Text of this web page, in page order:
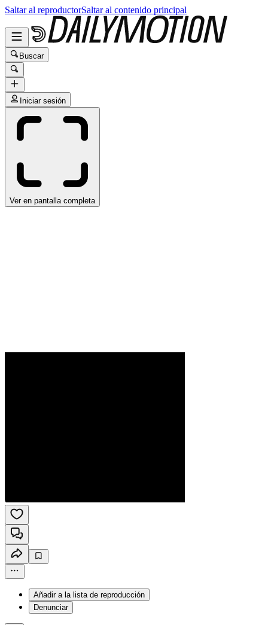
Saltar al reproductorSaltar al contenido principal
Buscar
Iniciar sesión
Ver en pantalla completa
Añadir a la lista de reproducción
Denunciar